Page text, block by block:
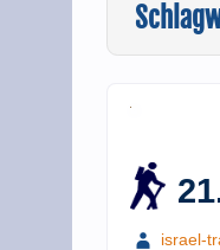
israel-